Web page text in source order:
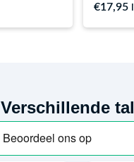
€17,95
Verschillende